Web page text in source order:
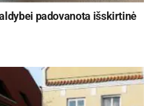
padovanota išskirtinė